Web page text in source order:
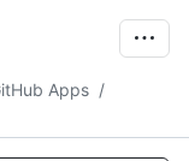
Apps /